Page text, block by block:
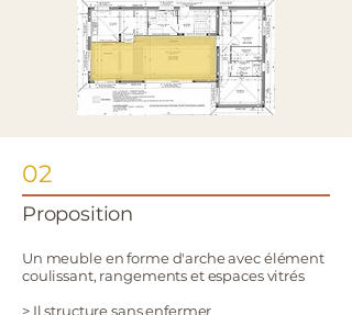
02
Proposition
Un meuble en forme d'arche avec élément
coulissant, rangements et espaces vitrés
> Il structure sans enfermer